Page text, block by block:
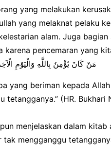
yang melakukan
yang melaknat pelaku
alam. Juga
karena pencemaran yang
مَنْ كَانَ يُؤْمِنُ بِاللَّهِ وَالْيَوْمِ
yang beriman kepada
tetangganya.’’ (HR. Bukhari
menjelaskan dalam
tak mengganggu